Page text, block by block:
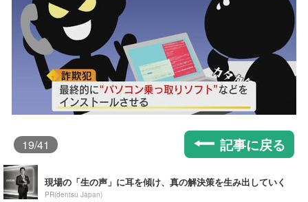
19/41 記事に戻る
現場の「生の声」に耳を傾け、真の解決策を生み出していく
PR(dentsu Japan)